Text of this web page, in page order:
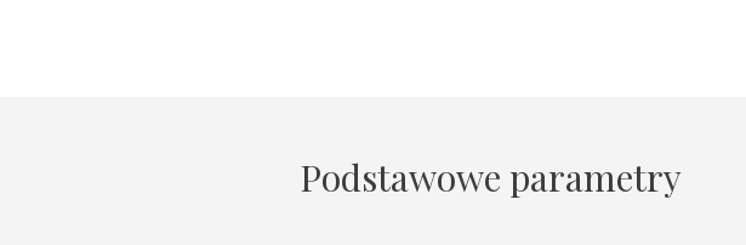
Podstawowe parametry